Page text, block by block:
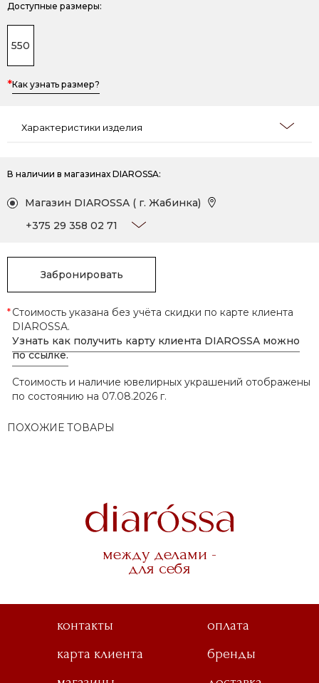
Доступные размеры:
550
*Как узнать размер?
Характеристики изделия
В наличии в магазинах DIAROSSA:
Магазин DIAROSSA ( г. Жабинка)
+375 29 358 02 71
Забронировать
*Стоимость указана без учёта скидки по карте клиента
DIAROSSA.
Узнать как получить карту клиента DIAROSSA можно
по ссылке.
Стоимость и наличие ювелирных украшений отображены
по состоянию на 07.08.2026 г.
ПОХОЖИЕ ТОВАРЫ
между делами -
для себя
контакты
оплата
карта клиента
бренды